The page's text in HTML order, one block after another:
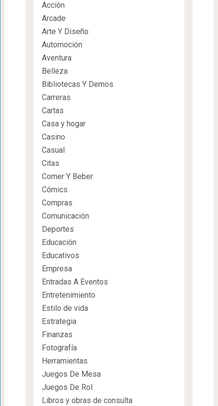
Acción
Arcade
Arte Y Diseño
Automoción
Aventura
Belleza
Bibliotecas Y Demos
Carreras
Cartas
Casa y hogar
Casino
Casual
Citas
Comer Y Beber
Cómics
Compras
Comunicación
Deportes
Educación
Educativos
Empresa
Entradas A Eventos
Entretenimiento
Estilo de vida
Estrategia
Finanzas
Fotografía
Herramientas
Juegos De Mesa
Juegos De Rol
Libros y obras de consulta